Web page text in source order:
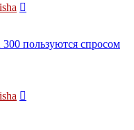
пользуются спросом